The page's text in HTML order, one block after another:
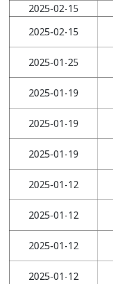
2025-02-15
2025-02-15
2025-01-25
2025-01-19
2025-01-19
2025-01-19
2025-01-12
2025-01-12
2025-01-12
2025-01-12